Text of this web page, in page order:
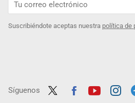
Suscribiéndote aceptas nuestra política de
Síguenos